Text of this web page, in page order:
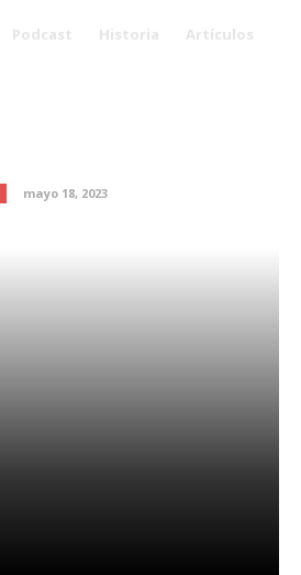
Podcast Historia Artículos
mayo 18, 2023